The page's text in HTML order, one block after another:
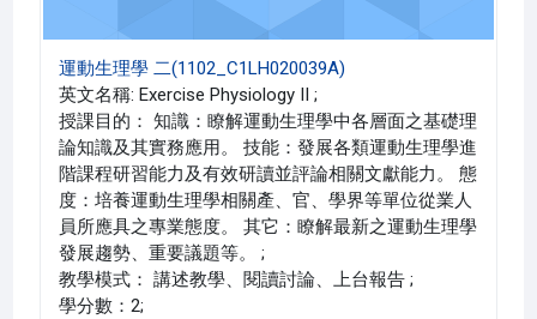
運動生理學 二(1102_C1LH020039A)
英文名稱: Exercise Physiology II ;
授課目的： 知識：瞭解運動生理學中各層面之基礎理
論知識及其實務應用。 技能：發展各類運動生理學進
階課程研習能力及有效研讀並評論相關文獻能力。 態
度：培養運動生理學相關產、官、學界等單位從業人
員所應具之專業態度。 其它：瞭解最新之運動生理學
發展趨勢、重要議題等。 ;
教學模式： 講述教學、閱讀討論、上台報告 ;
學分數：2;